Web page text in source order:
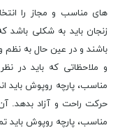
های مناسب و مجاز را
زنجان باید به شکلی باشد
باشند و در عین حال به نظم
و ملاحظاتی که باید در
مناسب، پارچه روپوش باید
حرکت راحت و آزاد بدهد.
مناسب، پارچه روپوش باید